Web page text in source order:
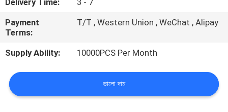
যোগাযোগ
করুন
উদ্ধৃতির
জন্য
Delivery Time:
3 - 7
Payment
Terms:
T/T , Western Union , WeChat , Alipay
Supply Ability: 10000PCS Per Month
ভালো দাম